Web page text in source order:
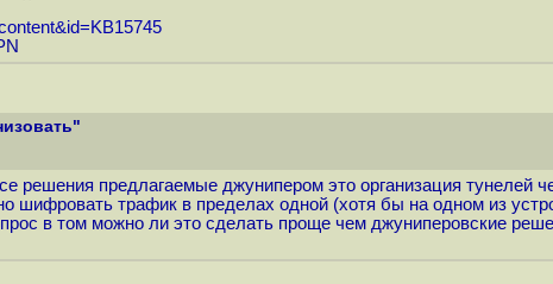
решения предлагаемые джунипером это организация
трафик в пределах одной (хотя бы на одном из
в том можно ли это сделать проще чем джуниперовские